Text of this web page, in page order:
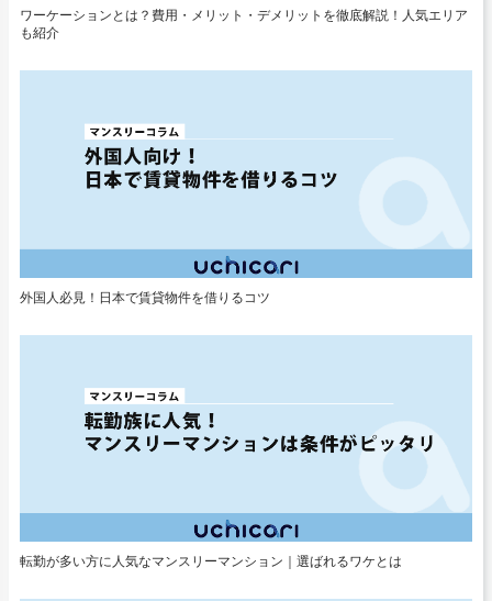
ワーケーションとは？費用・メリット・デメリットを徹底解説！人気エリア
も紹介
外国人必見！日本で賃貸物件を借りるコツ
転勤が多い方に人気なマンスリーマンション｜選ばれるワケとは